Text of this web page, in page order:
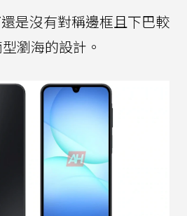
是沒有對稱邊框且下巴較
瀏海的設計。